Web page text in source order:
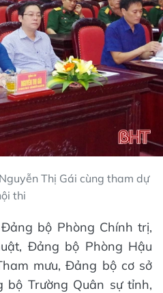
Thị Gái cùng tham dự
thi
bộ Phòng Chính trị,
Đảng bộ Phòng Hậu
mưu, Đảng bộ cơ sở
Trường Quân sự tỉnh,